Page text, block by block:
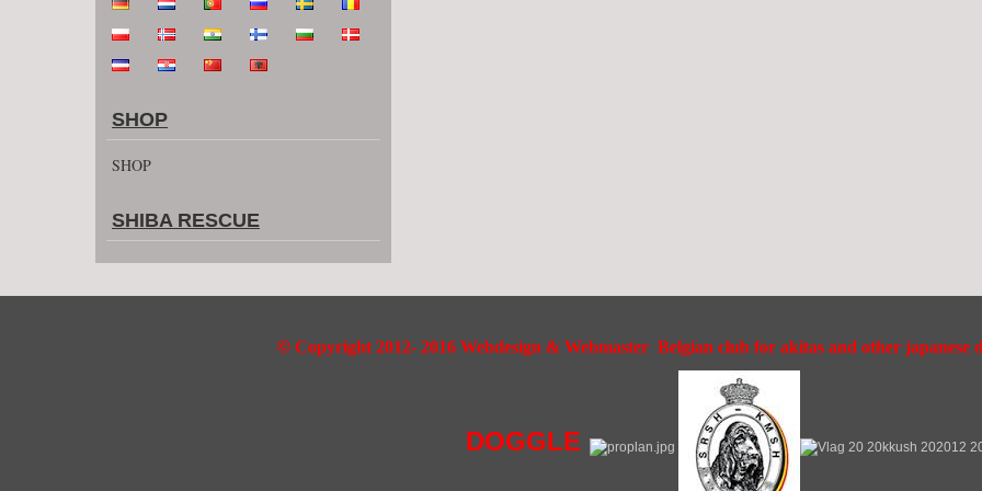
SHOP
SHOP
SHIBA RESCUE
© Copyright 2012- 2016 Webdesign & Webmaster Belgian club for akitas and other japanese
DOGGLE